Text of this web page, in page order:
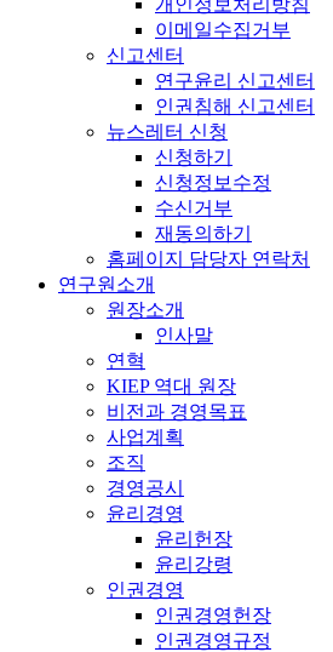
이메일수집거부
신고센터
연구윤리 신고센터
인권침해 신고센터
뉴스레터 신청
신청하기
신청정보수정
수신거부
재동의하기
홈페이지 담당자 연락처
연구원소개
원장소개
인사말
연혁
KIEP 역대 원장
비전과 경영목표
사업계획
조직
경영공시
윤리경영
윤리헌장
윤리강령
인권경영
인권경영헌장
인권경영규정